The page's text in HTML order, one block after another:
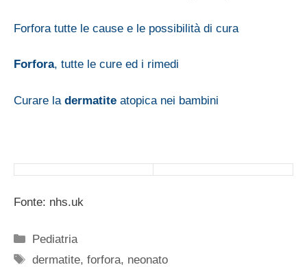
Forfora tutte le cause e le possibilità di cura
Forfora, tutte le cure ed i rimedi
Curare la dermatite atopica nei bambini
Fonte: nhs.uk
Categorie
Pediatria
Tag
dermatite,forfora, neonato